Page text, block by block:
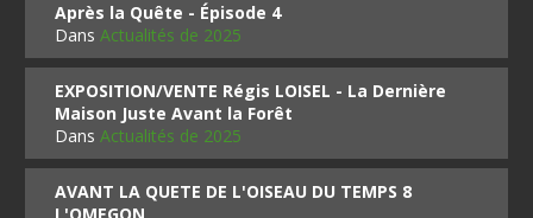
Après la Quête - Épisode 4
DansActualités de 2025
EXPOSITION/VENTE Régis LOISEL - La Dernière
Maison Juste Avant la Forêt
DansActualités de 2025
AVANT LA QUETE DE L'OISEAU DU TEMPS 8